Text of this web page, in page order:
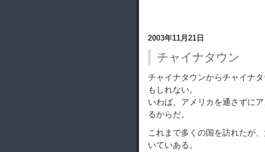
2003年11月21日
チャイナタウン
チャイナタウンからチャイナ
もしれない。
いわば、アメリカを通さずに
るからだ。
これまで多くの国を訪れたが
いていある。